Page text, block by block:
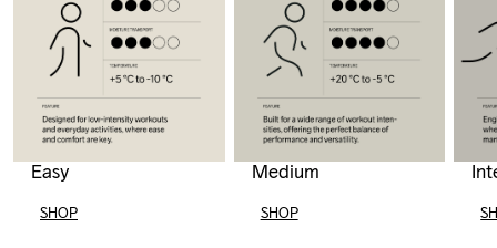
Easy
SHOP
Medium
SHOP